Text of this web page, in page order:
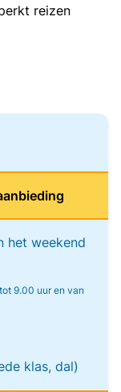
reizen
het weekend
9.00 uur en van
klas, dal)